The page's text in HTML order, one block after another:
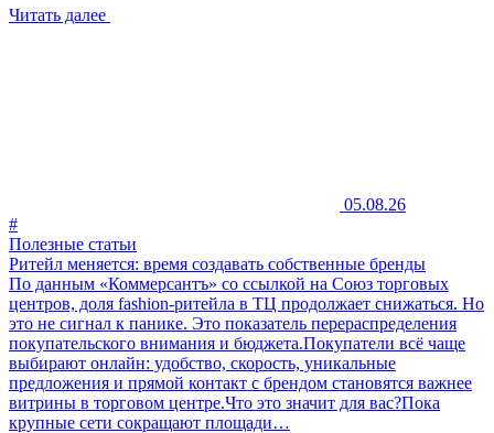
Читать далее
05.08.26
#
Полезные статьи
Ритейл меняется: время создавать собственные бренды
По данным «Коммерсантъ» со ссылкой на Союз торговых
центров, доля fashion-ритейла в ТЦ продолжает снижаться. Но
это не сигнал к панике. Это показатель перераспределения
покупательского внимания и бюджета.Покупатели всё чаще
выбирают онлайн: удобство, скорость, уникальные
предложения и прямой контакт с брендом становятся важнее
витрины в торговом центре.Что это значит для вас?Пока
крупные сети сокращают площади…